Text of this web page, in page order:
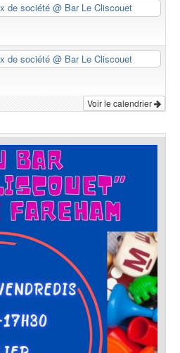
de société @ Bar Le Cliscouet
de société @ Bar Le Cliscouet
Voir le calendrier